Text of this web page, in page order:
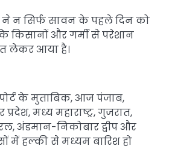
न सिर्फ सावन के पहले दिन को
किसानों और गर्मी से परेशान
लेकर आया है।
के मुताबिक, आज पंजाब,
प्रदेश, मध्य महाराष्ट्र, गुजरात,
अंडमान-निकोबार द्वीप और
में हल्की से मध्यम बारिश हो